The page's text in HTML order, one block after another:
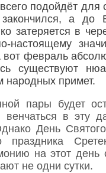
подойдёт для
закончился, а до
затеряется в
настоящему
февраль
существуют
народных примет.
пары будет
в эту
День
праздника
на этот день
не одни сутки.